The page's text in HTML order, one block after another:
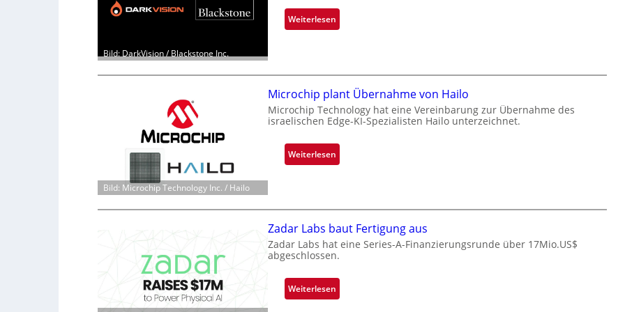
Bild: DarkVision / Blackstone Inc.
Weiterlesen:
B
c
k
s
t
e
e
i
m
t
Bild: Microchip Technology Inc. / Hailo
Microchip plant Übernahme von Hailo
Microchip Technology hat eine Vereinbarung zur Übernahme des
israelischen Edge-KI-Spezialisten Hailo unterzeichnet.
Weiterlesen:
M
r
o
c
h
p
p
Zadar Labs baut Fertigung aus
Zadar Labs hat eine Series-A-Finanzierungsrunde über 17Mio.US$
abgeschlossen.
Weiterlesen:
Z